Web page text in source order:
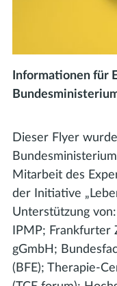
Informationen für
Dieser Flyer
Mitarbeit des
der Initiative
Unterstützung
IPMP;
gGmbH;
(BFE); Therapie-